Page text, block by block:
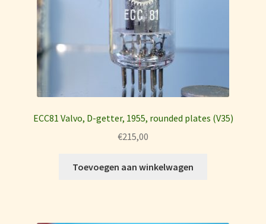
ECC81 Valvo, D-getter, 1955, rounded plates (V35)
€215,00
Toevoegen aan winkelwagen